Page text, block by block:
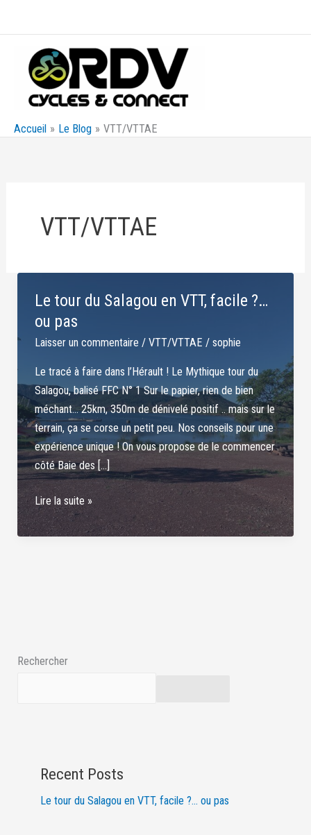
Accueil Le Blog VTT/VTTAE
VTT/VTTAE
Le tour du Salagou en VTT, facile ?…
ou pas
Laisser un commentaire / VTT/VTTAE / sophie
Le tracé à faire dans l’Hérault ! Le Mythique tour du
Salagou, balisé FFC N° 1 Sur le papier, rien de bien
méchant… 25km, 350m de dénivelé positif .. mais sur le
terrain, ça se corse un petit peu. Nos conseils pour une
expérience unique ! On vous propose de le commencer
côté Baie des […]
Le
tour
du
pas
Lire la suite »
Rechercher
Recent Posts
Le tour du Salagou en VTT, facile ?… ou pas